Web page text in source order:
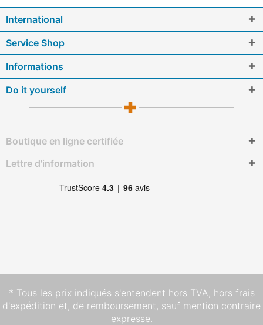
International
Service Shop
Informations
Do it yourself
Boutique en ligne certifiée
Lettre d'information
* Tous les prix indiqués s'entendent hors TVA, hors frais
d'expédition et, de remboursement, sauf mention contraire
expresse.